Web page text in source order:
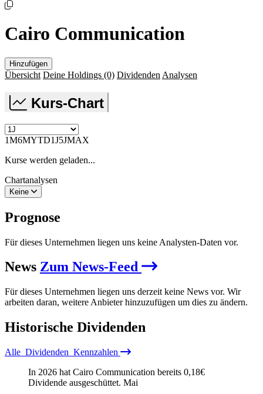
Cairo Communication
Hinzufügen
Übersicht Deine Holdings (0) Dividenden Analysen
Kurs-Chart
1M6MYTD1J5JMAX
Kurse werden geladen...
Chartanalysen
Keine
Prognose
Für dieses Unternehmen liegen uns keine Analysten-Daten vor.
News Zum News-Feed
Für dieses Unternehmen liegen uns derzeit keine News vor. Wir
arbeiten daran, weitere Anbieter hinzuzufügen um dies zu ändern.
Historische Dividenden
Alle Dividenden Kennzahlen
In 2026 hat Cairo Communication bereits 0,18€
Dividende ausgeschüttet. Mai